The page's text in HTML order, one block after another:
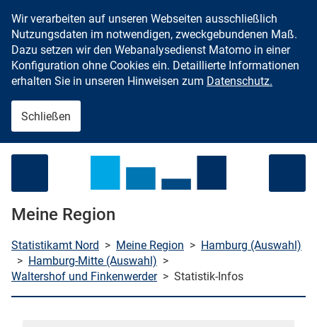
Zum Inhalt springen
Wir verarbeiten auf unseren Webseiten ausschließlich
Nutzungsdaten im notwendigen, zweckgebundenen Maß.
Dazu setzen wir den Webanalysedienst Matomo in einer
Konfiguration ohne Cookies ein. Detaillierte Informationen
erhalten Sie in unseren Hinweisen zum Datenschutz.
Schließen
Meine Region
Statistikamt Nord > Meine Region > Hamburg (Auswahl)
> Hamburg-Mitte (Auswahl) >
Waltershof und Finkenwerder > Statistik-Infos